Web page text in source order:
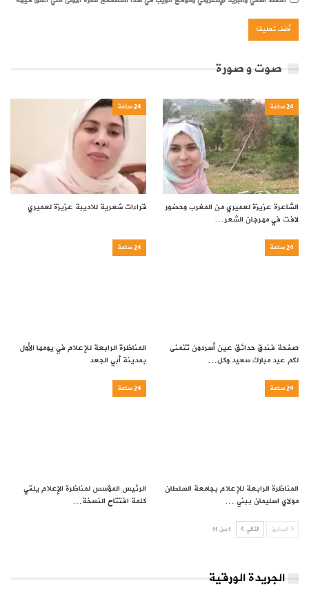
صوت و صورة
24 ساعة
الشاعرة عزيزة لعميري من المغرب وحضور
لافت في مهرجان الشعر…
24 ساعة
قراءات شعرية للاديبة عزيزة لعميري
24 ساعة
صفحة فندق حدائق عين أسردون تتمنى
لكم عيد مبارك سعيد وكل…
24 ساعة
المناظرة الرابعة للإعلام في يومها الأول
بمدينة أبي الجعد
24 ساعة
المناظرة الرابعة للإعلام بجامعة السلطان
مولاي اسليمان ببني …
24 ساعة
الرئيس المؤسس لمناظرة الإعلام يلقي
كلمة افتتاح النسخة…
السابق التالي 1 من 11
الجريدة الورقية